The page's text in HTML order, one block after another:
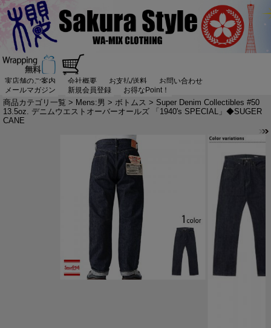
実店舗のご案内 会社概要 お支払/送料
お問い合わせ
メールマガジン
新規会員登録 お得なPoint！
商品カテゴリ一覧 > Mens:男 > ボトムス > Super Denim Collectibles #50
13.5oz. デニムウエストオーバーオールズ 「1940's SPECIAL」◆SUGER
CANE